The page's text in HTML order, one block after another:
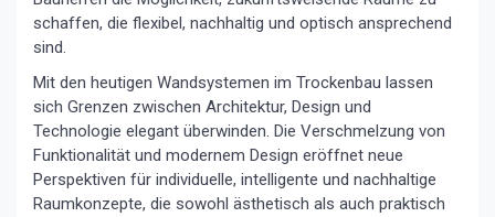
schaffen, die flexibel, nachhaltig und optisch ansprechend
sind.
Mit den heutigen Wandsystemen im Trockenbau lassen
sich Grenzen zwischen Architektur, Design und
Technologie elegant überwinden. Die Verschmelzung von
Funktionalität und modernem Design eröffnet neue
Perspektiven für individuelle, intelligente und nachhaltige
Raumkonzepte, die sowohl ästhetisch als auch praktisch